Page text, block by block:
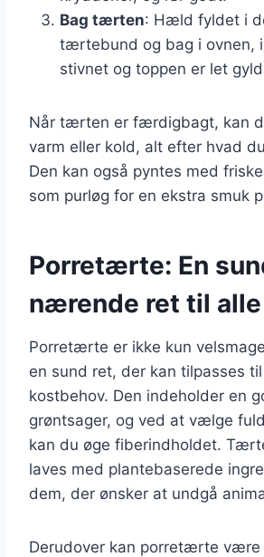
Bag tærten: Hæld fyldet i
tærtebund og bag i ovnen,
stivnet og toppen er let
Når tærten er færdigbagt, kan
varm eller kold, alt efter hvad
Den kan også pyntes med
som purløg for en ekstra smuk
Porretærte: En
nærende ret til alle
Porretærte er ikke kun
en sund ret, der kan tilpasses
kostbehov. Den indeholder en
grøntsager, og ved at vælge
kan du øge fiberindholdet.
laves med plantebaserede
dem, der ønsker at undgå
Derudover kan porretærte være